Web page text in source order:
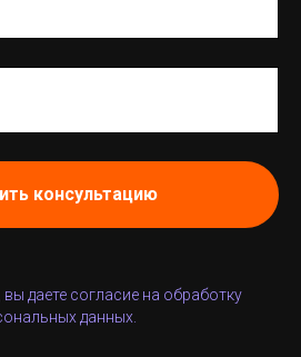
консультацию
даете согласие на обработку
данных.